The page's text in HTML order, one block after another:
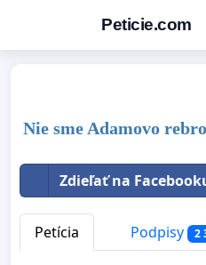
Peticie.com
Nie sme Adamovo
Zdieľať na
Petícia Podpisy 2